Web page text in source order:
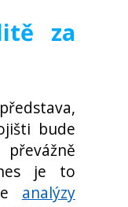
za
bude
je to
analýzy